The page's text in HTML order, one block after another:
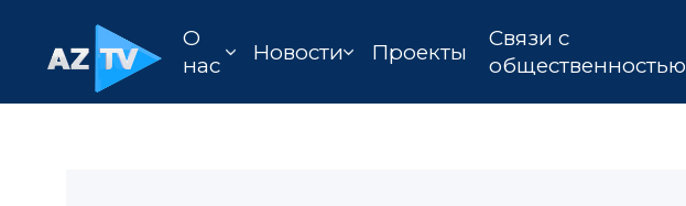
О
нас
Новости Проекты
Связи с
общественностью